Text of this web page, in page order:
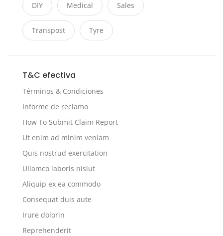
DIY Medical Sales
Transpost Tyre
T&C efectiva
Términos & Condiciones
Informe de reclamo
How To Submit Claim Report
Ut enim ad minim veniam
Quis nostrud exercitation
Ullamco laboris nisiut
Aliquip ex ea commodo
Consequat duis aute
Irure dolorin
Reprehenderit